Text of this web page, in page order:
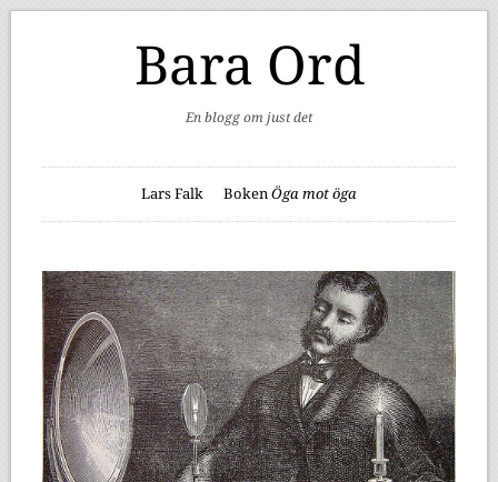
Bara Ord
En blogg om just det
Lars Falk Boken Öga mot öga